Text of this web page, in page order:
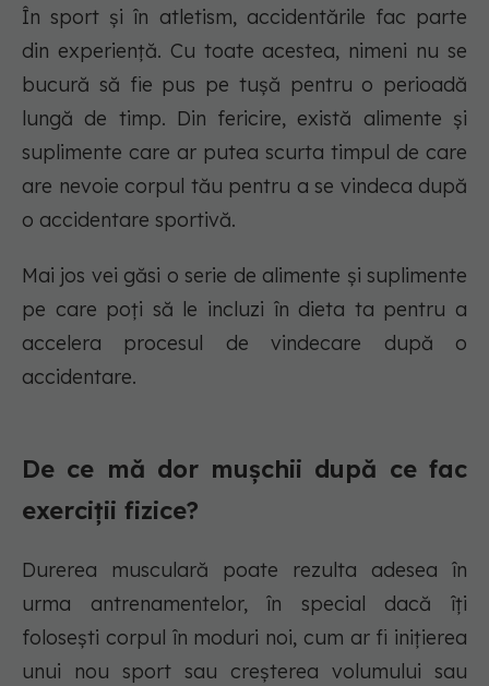
În sport și în atletism, accidentările fac parte
din experiență. Cu toate acestea, nimeni nu se
bucură să fie pus pe tușă pentru o perioadă
lungă de timp. Din fericire, există alimente și
suplimente care ar putea scurta timpul de care
are nevoie corpul tău pentru a se vindeca după
o accidentare sportivă.
Mai jos vei găsi o serie de alimente și suplimente
pe care poți să le incluzi în dieta ta pentru a
accelera procesul de vindecare după o
accidentare.
De ce mă dor mușchii după ce fac
exerciții fizice?
Durerea musculară poate rezulta adesea în
urma antrenamentelor, în special dacă îți
folosești corpul în moduri noi, cum ar fi inițierea
unui nou sport sau creșterea volumului sau